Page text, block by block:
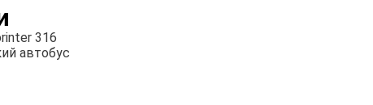
316
автобус